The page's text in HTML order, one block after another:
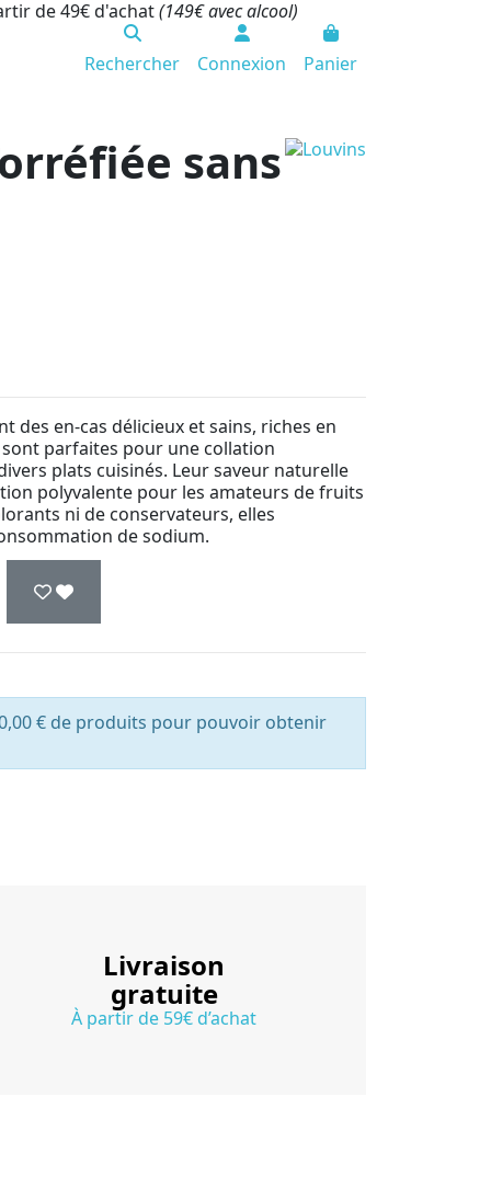
de 49€ d'achat(149€ avec alcool)
Rechercher Connexion
Panier
sans
des en-cas délicieux et sains, riches en
parfaites pour une collation
plats cuisinés. Leur saveur naturelle
polyvalente pour les amateurs de fruits
ni de conservateurs, elles
de sodium.
€ de produits pour pouvoir obtenir
Livraison
gratuite
À partir de 59€ d’achat